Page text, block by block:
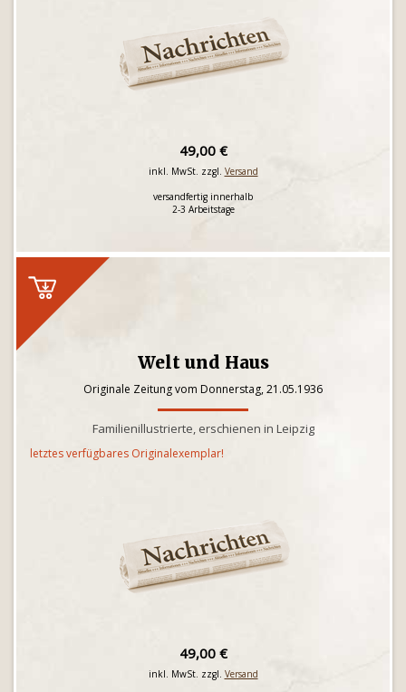
49,00 €
inkl. MwSt. zzgl. Versand
versandfertig innerhalb
2-3 Arbeitstage
Welt und Haus
Originale Zeitung vom Donnerstag, 21.05.1936
Familienillustrierte, erschienen in Leipzig
letztes verfügbares Originalexemplar!
49,00 €
inkl. MwSt. zzgl. Versand